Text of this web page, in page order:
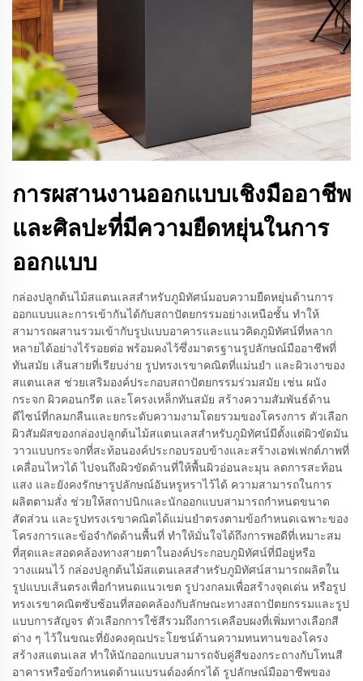
การผสานงานออกแบบเชิงมืออาชีพ
และศิลปะที่มีความยืดหยุ่นในการ
ออกแบบ
กล่องปลูกต้นไม้สแตนเลสสำหรับภูมิทัศน์มอบความยืดหยุ่นด้านการ
ออกแบบและการเข้ากันได้กับสถาปัตยกรรมอย่างเหนือชั้น ทำให้
สามารถผสานรวมเข้ากับรูปแบบอาคารและแนวคิดภูมิทัศน์ที่หลาก
หลายได้อย่างไร้รอยต่อ พร้อมคงไว้ซึ่งมาตรฐานรูปลักษณ์มืออาชีพที่
ทันสมัย เส้นสายที่เรียบง่าย รูปทรงเรขาคณิตที่แม่นยำ และผิวเงาของ
สแตนเลส ช่วยเสริมองค์ประกอบสถาปัตยกรรมร่วมสมัย เช่น ผนัง
กระจก ผิวคอนกรีต และโครงเหล็กทันสมัย สร้างความสัมพันธ์ด้าน
ดีไซน์ที่กลมกลืนและยกระดับความงามโดยรวมของโครงการ ตัวเลือก
ผิวสัมผัสของกล่องปลูกต้นไม้สแตนเลสสำหรับภูมิทัศน์มีตั้งแต่ผิวขัดมัน
วาวแบบกระจกที่สะท้อนองค์ประกอบรอบข้างและสร้างเอฟเฟกต์ภาพที่
เคลื่อนไหวได้ ไปจนถึงผิวขัดด้านที่ให้พื้นผิวอ่อนละมุน ลดการสะท้อน
แสง และยังคงรักษารูปลักษณ์อันหรูหราไว้ได้ ความสามารถในการ
ผลิตตามสั่ง ช่วยให้สถาปนิกและนักออกแบบสามารถกำหนดขนาด
สัดส่วน และรูปทรงเรขาคณิตได้แม่นยำตรงตามข้อกำหนดเฉพาะของ
โครงการและข้อจำกัดด้านพื้นที่ ทำให้มั่นใจได้ถึงการพอดีที่เหมาะสม
ที่สุดและสอดคล้องทางสายตาในองค์ประกอบภูมิทัศน์ที่มีอยู่หรือ
วางแผนไว้ กล่องปลูกต้นไม้สแตนเลสสำหรับภูมิทัศน์สามารถผลิตใน
รูปแบบเส้นตรงเพื่อกำหนดแนวเขต รูปวงกลมเพื่อสร้างจุดเด่น หรือรูป
ทรงเรขาคณิตซับซ้อนที่สอดคล้องกับลักษณะทางสถาปัตยกรรมและรูป
แบบการสัญจร ตัวเลือกการใช้สีรวมถึงการเคลือบผงที่เพิ่มทางเลือกสี
ต่าง ๆ ไว้ในขณะที่ยังคงคุณประโยชน์ด้านความทนทานของโครง
สร้างสแตนเลส ทำให้นักออกแบบสามารถจับคู่สีของกระถางกับโทนสี
อาคารหรือข้อกำหนดด้านแบรนด์องค์กรได้ รูปลักษณ์มืออาชีพของ